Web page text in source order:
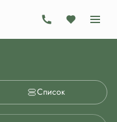
Список